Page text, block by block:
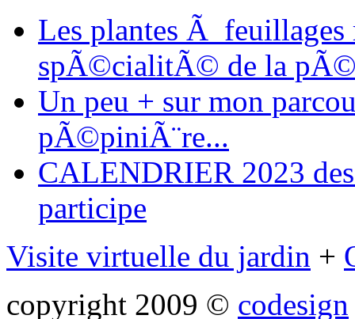
Les plantes Ã feuillages
spÃ©cialitÃ© de la
Un peu + sur mon
pÃ©piniÃ¨re...
CALENDRIER 2023
participe
Visite virtuelle du jardin +
copyright 2009 © codesign